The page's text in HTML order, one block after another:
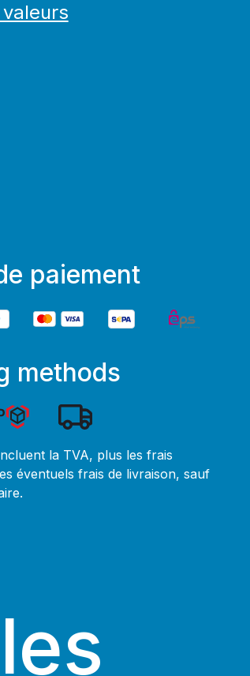
paiement
methods
la TVA, plus les frais
éventuels frais de livraison, sauf